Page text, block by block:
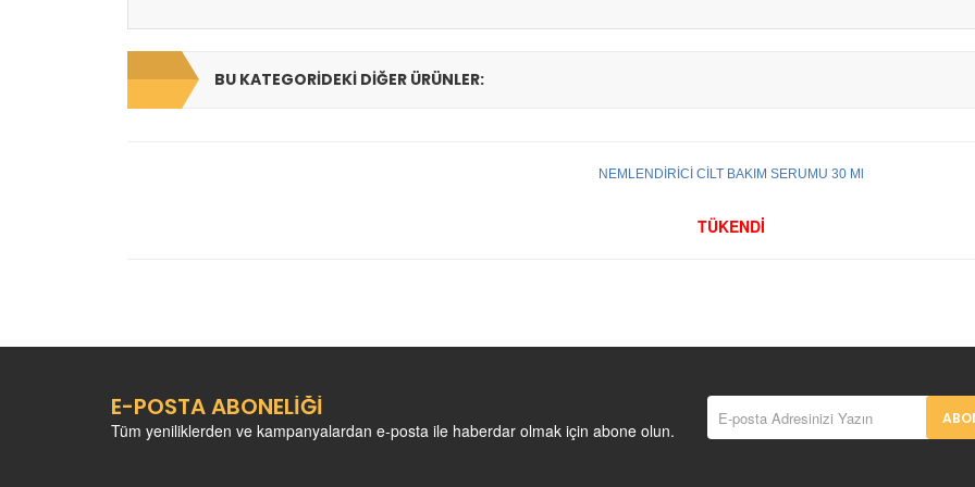
BU KATEGORIDEKI DIĞER ÜRÜNLER:
NEMLENDİRİCİ CİLT BAKIM SERUMU 30 Ml
TÜKENDİ
E-POSTA ABONELİĞİ
Tüm yeniliklerden ve kampanyalardan e-posta ile haberdar olmak için abone olun.